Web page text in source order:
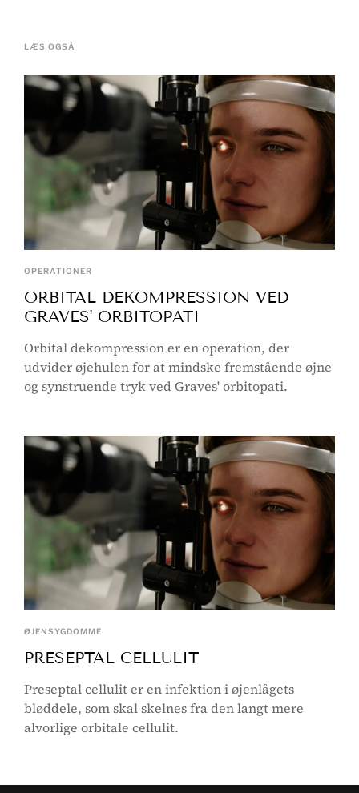
LÆS OGSÅ
OPERATIONER
ORBITAL DEKOMPRESSION VED
GRAVES' ORBITOPATI
Orbital dekompression er en operation, der
udvider øjehulen for at mindske fremstående øjne
og synstruende tryk ved Graves' orbitopati.
ØJENSYGDOMME
PRESEPTAL CELLULIT
Preseptal cellulit er en infektion i øjenlågets
bløddele, som skal skelnes fra den langt mere
alvorlige orbitale cellulit.